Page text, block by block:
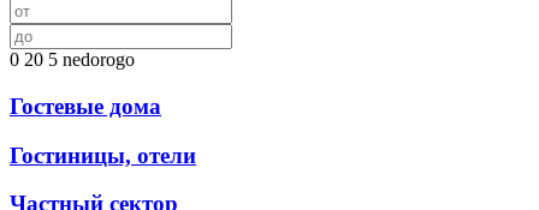
0 20 5 nedorogo
Гостевые дома
Гостиницы, отели
Частный сектор